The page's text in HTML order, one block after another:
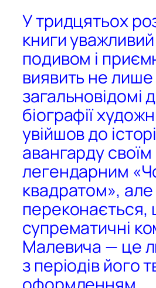
У тридцятьох
книги
подивом і
виявить не лише
загальновідомі
біографії
увійшов до
авангарду своїм
легендарним
квадратом», але
переконається,
супрематичні
Малевича — це
з періодів його